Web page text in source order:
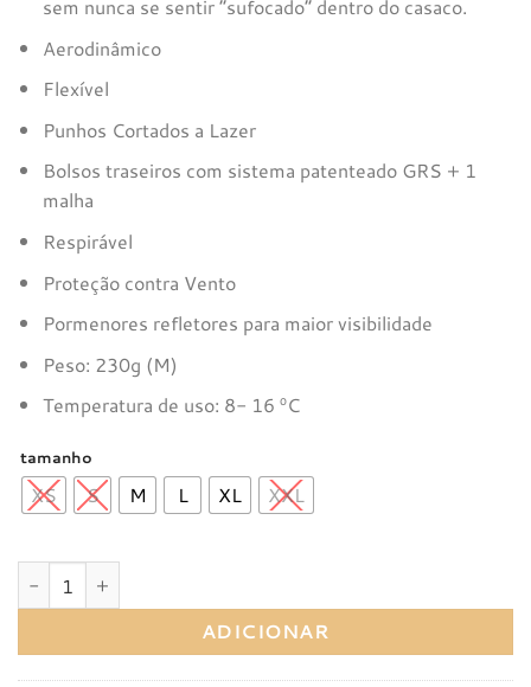
sem nunca se sentir “sufocado” dentro do casaco.
Aerodinâmico
Flexível
Punhos Cortados a Lazer
Bolsos traseiros com sistema patenteado GRS + 1
malha
Respirável
Proteção contra Vento
Pormenores refletores para maior visibilidade
Peso: 230g (M)
Temperatura de uso: 8- 16 ºC
tamanho
XS S M L XL XXL
ADICIONAR